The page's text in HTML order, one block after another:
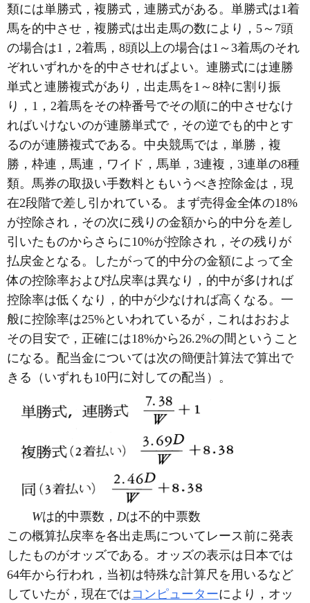
類には単勝式，複勝式，連勝式がある。単勝式は1着
馬を的中させ，複勝式は出走馬の数により，5～7頭
の場合は1，2着馬，8頭以上の場合は1～3着馬のそれ
ぞれいずれかを的中させればよい。連勝式には連勝
単式と連勝複式があり，出走馬を1～8枠に割り振
り，1，2着馬をその枠番号でその順に的中させなけ
ればいけないのが連勝単式で，その逆でも的中とす
るのが連勝複式である。中央競馬では，単勝，複
勝，枠連，馬連，ワイド，馬単，3連複，3連単の8種
類。馬券の取扱い手数料ともいうべき控除金は，現
在2段階で差し引かれている。まず売得金全体の18%
が控除され，その次に残りの金額から的中分を差し
引いたものからさらに10%が控除され，その残りが
払戻金となる。したがって的中分の金額によって全
体の控除率および払戻率は異なり，的中が多ければ
控除率は低くなり，的中が少なければ高くなる。一
般に控除率は25%といわれているが，これはおおよ
その目安で，正確には18%から26.2%の間ということ
になる。配当金については次の簡便計算法で算出で
きる（いずれも10円に対しての配当）。
Wは的中票数， Dは不的中票数
この概算払戻率を各出走馬についてレース前に発表
したものがオッズである。オッズの表示は日本では
64年から行われ，当初は特殊な計算尺を用いるなど
していたが，現在ではコンピューターにより，オッ